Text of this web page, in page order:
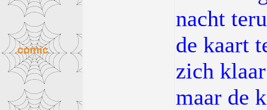
nacht
de kaart
zich
maar de